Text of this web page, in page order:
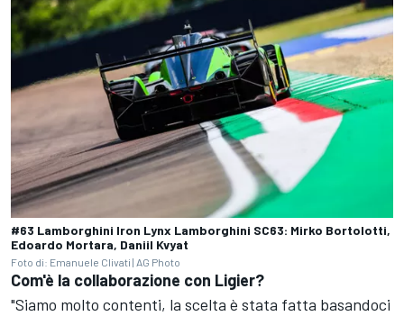
#63 Lamborghini Iron Lynx Lamborghini SC63: Mirko Bortolotti,
Edoardo Mortara, Daniil Kvyat
Foto di: Emanuele Clivati | AG Photo
Com'è la collaborazione con Ligier?
"Siamo molto contenti, la scelta è stata fatta basandoci